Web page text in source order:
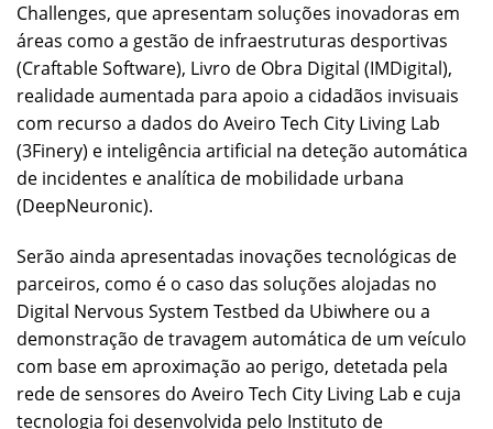
Challenges, que apresentam soluções inovadoras em
áreas como a gestão de infraestruturas desportivas
(Craftable Software), Livro de Obra Digital (IMDigital),
realidade aumentada para apoio a cidadãos invisuais
com recurso a dados do Aveiro Tech City Living Lab
(3Finery) e inteligência artificial na deteção automática
de incidentes e analítica de mobilidade urbana
(DeepNeuronic).
Serão ainda apresentadas inovações tecnológicas de
parceiros, como é o caso das soluções alojadas no
Digital Nervous System Testbed da Ubiwhere ou a
demonstração de travagem automática de um veículo
com base em aproximação ao perigo, detetada pela
rede de sensores do Aveiro Tech City Living Lab e cuja
tecnologia foi desenvolvida pelo Instituto de